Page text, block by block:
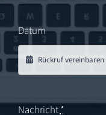
Datum
Nachricht*